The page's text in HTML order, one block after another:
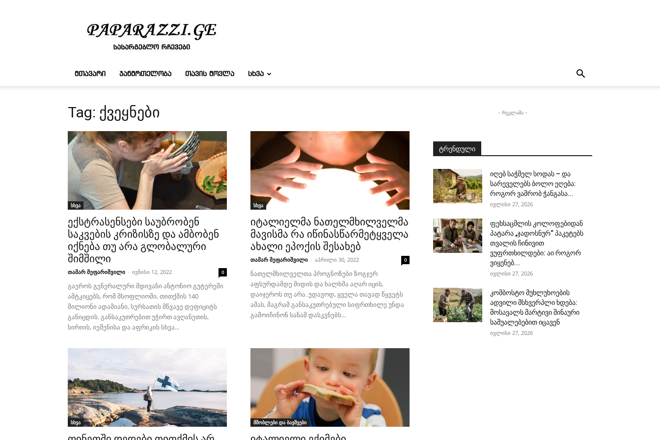
რჩევები
ᲛᲗᲐᲕᲐᲠᲘ ᲯᲐᲜᲛᲠᲗᲔᲚᲝᲑᲐ ᲗᲐᲕᲘᲡ ᲛᲝᲕᲚᲐ ᲡᲮᲕᲐ
Tag: ქვეყნები
სხვა
ექსტრასენსები საუბრობენ
საკვების კრიზისზე და ამბობენ
იქნება თუ არა გლობალური
შიმშილი
თამარ მეფარიშვილი - ივნისი 12, 2022 0
გაეროს გენერალური მდივანი ანტონიო გუტერეში
ამტკიცებს, რომ მსოფლიოში, თითქმის 140
მილიონი ადამიანი, სურსათის მწვავე დეფიციტს
განიცდის. განსაკუთრებით უჭირთ ავღანეთის,
სირიის, იემენისა და აფრიკის სხვა...
სხვა
იტალიელმა ნათელმხილველმა
მავისმა რა იწინასწარმეტყველა
ახალი ეპოქის შესახებ
თამარ მეფარიშვილი - აპრილი 30, 2022 0
ნათელმხილველთა პროგნოზები ზოგჯერ
აფსურდამდე მიდის და ხალხმა აღარ იცის,
დაიჯეროს თუ არა. უდავოდ, ყველა თავად წყვეტს
ამას, მაგრამ განსაკუთრებული სიფრთხილე უნდა
გამოიჩინონ სანამ დასკვნებს...
სხვა მშობლები და ბავშვები
- რეკლამა -
ტრენდული
იღებ საჭმელ სოდას – და
სარეველებს ბოლო ეღება:
როგორ ვაშრობ ჭანგასა...
ივლისი 27, 2026
ფეხსაცმლის კოლოფებიდან
პატარა „ჯადოსნურ“ პაკეტებს
თვალის ჩინივით
ვუფრთხილდები: აი როგორ
ვიყენებ...
ივლისი 27, 2026
კომბოსტო მუხლუხოების
ადვილი მსხვერპლი ხდება:
მოსავალს მარტივი შინაური
საშუალებებით იცავენ
ივლისი 27, 2026